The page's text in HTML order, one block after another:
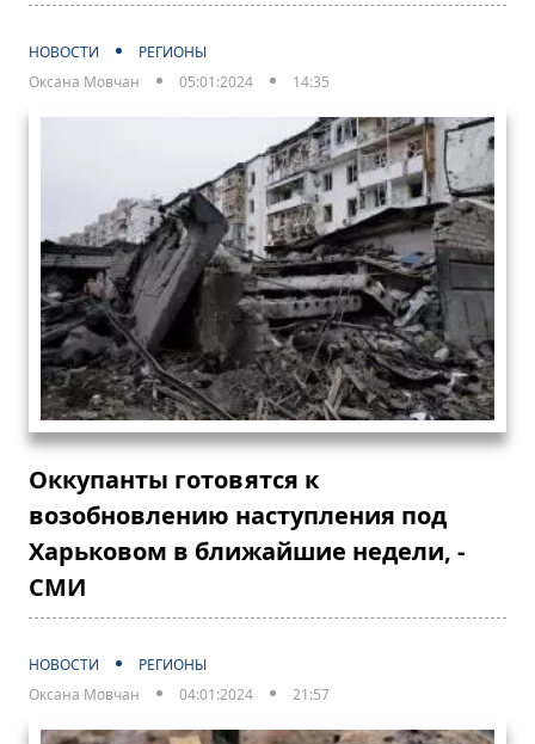
НОВОСТИ
РЕГИОНЫ
Оксана Мовчан
05:01:2024 14:35
Оккупанты готовятся к
возобновлению наступления под
Харьковом в ближайшие недели, -
СМИ
НОВОСТИ
РЕГИОНЫ
Оксана Мовчан
04:01:2024 21:57